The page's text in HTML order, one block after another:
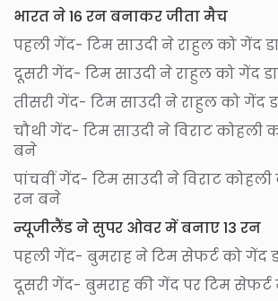
भारत ने 16 रन बनाकर जीता मैच
पहली गेंद- टिम साउदी ने राहुल को गेंद
दूसरी गेंद- टिम साउदी ने राहुल को गेंद
तीसरी गेंद- टिम साउदी ने राहुल को गेंद
चौथी गेंद- टिम साउदी ने विराट कोहली
बने
पांचवीं गेंद- टिम साउदी ने विराट कोहली
रन बने
न्यूजीलैंड ने सुपर ओवर में बनाए 13 रन
पहली गेंद- बुमराह ने टिम सेफर्ट को गेंद
दूसरी गेंद- बुमराह की गेंद पर टिम सेफर्ट